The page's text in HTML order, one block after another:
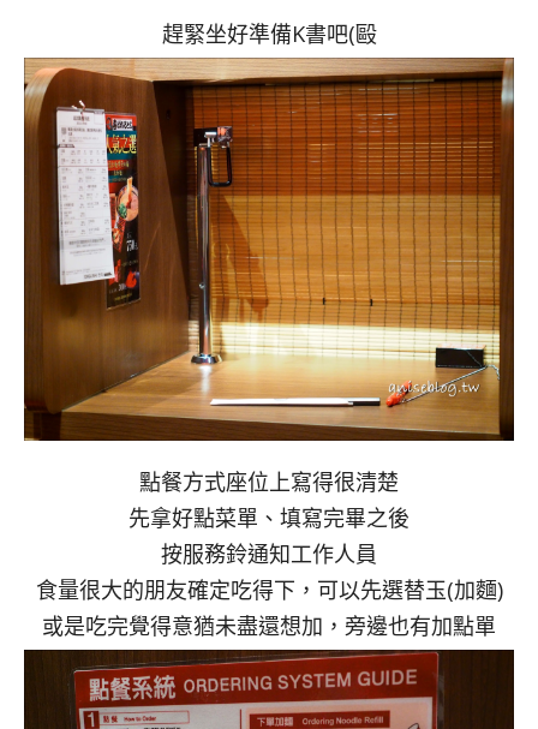
趕緊坐好準備K書吧(毆
點餐方式座位上寫得很清楚
先拿好點菜單、填寫完畢之後
按服務鈴通知工作人員
食量很大的朋友確定吃得下，可以先選替玉(加麵)
或是吃完覺得意猶未盡還想加，旁邊也有加點單